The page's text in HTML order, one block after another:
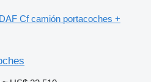
DAF Cf camión portacoches +